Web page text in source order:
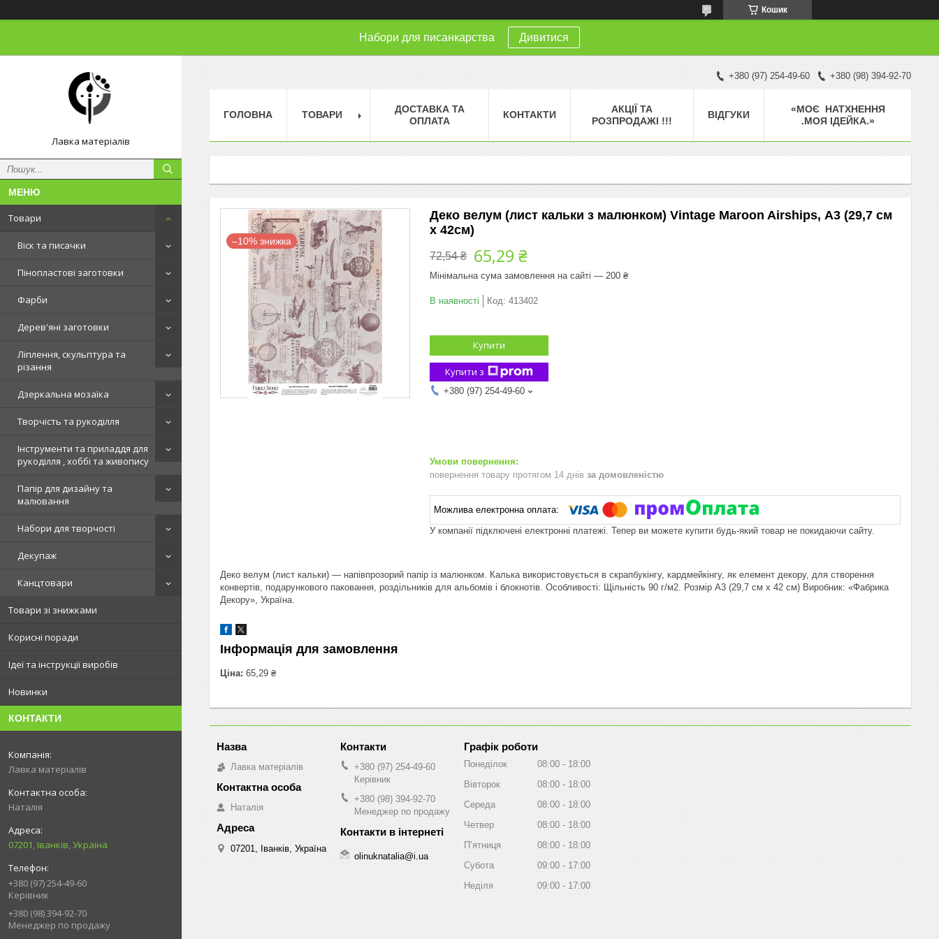
Кошик
Набори для писанкарства Дивитися
Лавка матеріалів
Товари
Віск та писачки
Пінопластові заготовки
Фарби
Дерев'яні заготовки
Ліплення, скульптура та
різання
Дзеркальна мозаїка
Творчість та рукоділля
Інструменти та приладдя для
рукоділля , хоббі та живопису
Папір для дизайну та
малювання
Набори для творчості
Декупаж
Канцтовари
Товари зі знижками
Корисні поради
Ідеї та інструкції виробів
Новинки
КОНТАКТИ
Лавка матеріалів
Наталія
07201, Іванків, Україна
+380 (97) 254-49-60
Керівник
+380 (98) 394-92-70
Менеджер по продажу
+380 (97) 254-49-60 +380 (98) 394-92-70
ГОЛОВНА ТОВАРИ
ДОСТАВКА ТА
ОПЛАТА
КОНТАКТИ
АКЦІЇ ТА
РОЗПРОДАЖІ !!!
ВІДГУКИ
«МОЄ НАТХНЕННЯ
.МОЯ ІДЕЙКА.»
–10%
Деко велум (лист кальки з малюнком) Vintage Maroon Airships, А3 (29,7 см
х 42см)
72,54 ₴ 65,29 ₴
Мінімальна сума замовлення на сайті — 200 ₴
В наявності Код: 413402
Купити
Купити з
+380 (97) 254-49-60
повернення товару протягом 14 днів за домовленістю
У компанії підключені електронні платежі. Тепер ви можете купити будь-який товар не покидаючи сайту.
Деко велум (лист кальки) — напівпрозорий папір із малюнком. Калька використовується в скрапбукінгу, кардмейкінгу, як елемент декору, для створення
конвертів, подарункового паковання, роздільників для альбомів і блокнотів. Особливості: Щільність 90 г/м2. Розмір А3 (29,7 см х 42 см) Виробник: «Фабрика
Декору», Україна.
Інформація для замовлення
Ціна: 65,29 ₴
Лавка матеріалів
Наталія
07201, Іванків, Україна
+380 (97) 254-49-60
Керівник
+380 (98) 394-92-70
Менеджер по продажу
olinuknatalia@i.ua
Графік роботи
Понеділок 08:00
18:00
Вівторок
08:00
18:00
Середа
08:00
18:00
Четвер
08:00
18:00
Пʼятниця
08:00
18:00
Субота
09:00
17:00
Неділя
09:00 17:00